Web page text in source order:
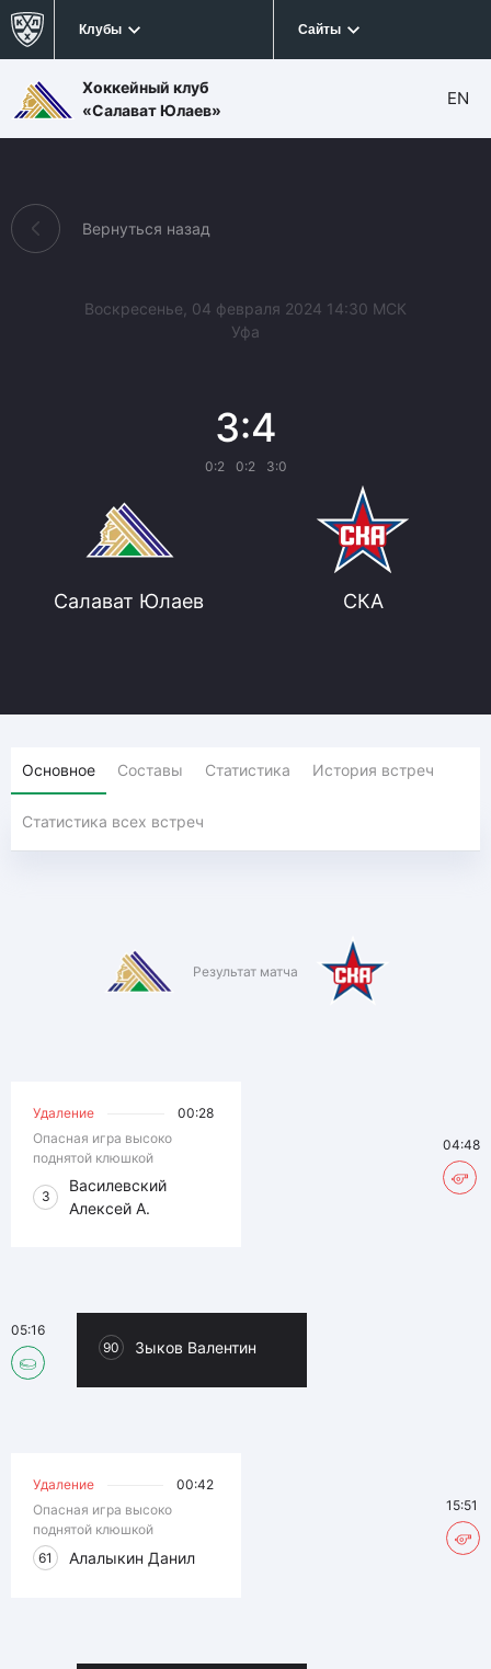
Клубы Сайты
Хоккейный клуб
«Салават Юлаев»
EN
Вернуться назад
Салават Юлаев
Воскресенье, 04 февраля 2024 14:30 МСК
Уфа
3:4
0:2 0:2 3:0
СКА
Основное Составы Статистика История встреч
Статистика всех встреч
Результат матча
Удаление
00:28
Опасная игра высоко
поднятой клюшкой
3
Василевский
Алексей А.
04:48
90 Зыков Валентин
05:16
Удаление
00:42
Опасная игра высоко
поднятой клюшкой
61
Алалыкин Данил
15:51